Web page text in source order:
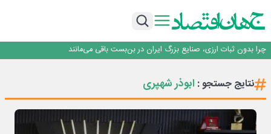
روزنامه ۱۷ مرداد
چرا بدون ثبات ارزی، صنایع بزرگ ایران در بن‌بست باقی می‌مانند
۲ درصد از مشترکان ۱۰ درصد برق خانگی را مصرف می‌کنند!
روزنامه ۱۷ مردادنتایج جستجو : ابوذر شهپری